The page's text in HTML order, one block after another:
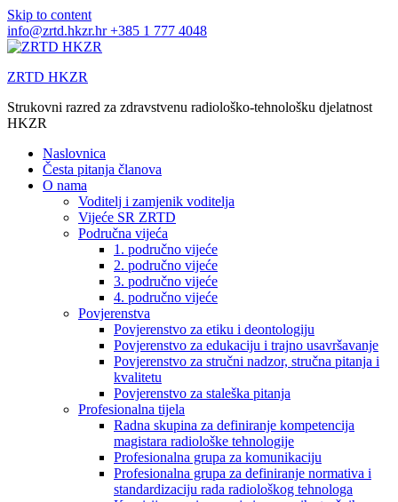
Skip to content
info@zrtd.hkzr.hr+385 1 777 4048
ZRTD HKZR
Strukovni razred za zdravstvenu radiološko-tehnološku djelatnost
HKZR
Naslovnica
Česta pitanja članova
O nama
Voditelj i zamjenik voditelja
Vijeće SR ZRTD
Područna vijeća
1. područno vijeće
2. područno vijeće
3. područno vijeće
4. područno vijeće
Povjerenstva
Povjerenstvo za etiku i deontologiju
Povjerenstvo za edukaciju i trajno usavršavanje
Povjerenstvo za stručni nadzor, stručna pitanja i
kvalitetu
Povjerenstvo za staleška pitanja
Profesionalna tijela
Radna skupina za definiranje kompetencija
magistara radiološke tehnologije
Profesionalna grupa za komunikaciju
Profesionalna grupa za definiranje normativa i
standardizaciju rada radiološkog tehnologa